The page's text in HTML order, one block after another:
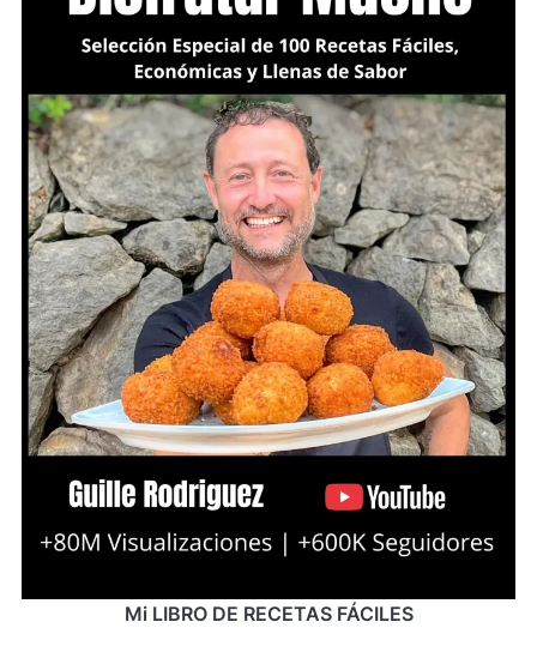
Mi LIBRO DE RECETAS FÁCILES